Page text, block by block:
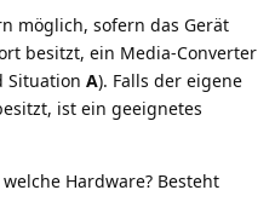
möglich, sofern das Gerät
besitzt, ein Media-Converter
Situation A). Falls der eigene
ist ein geeignetes
Hardware? Besteht